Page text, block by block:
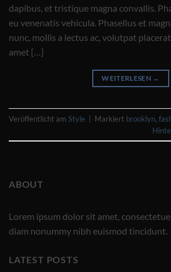
dapibus, et tristique magna convallis.
eu venenatis vehicula. Phasellus et
nunc, mollis a lectus ac, volutpat
amet […]
WEITERLESEN →
Veröffentlicht am Style Markiert brooklyn,
ABOUT
Lorem ipsum dolor sit amet,
diam nonummy nibh euismod tincidunt.
LATEST POSTS